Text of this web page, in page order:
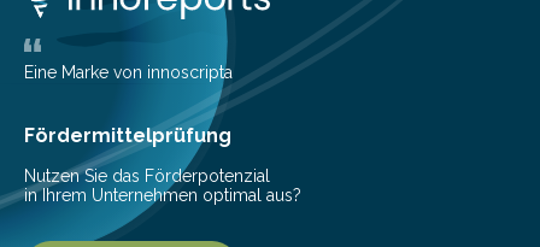
immense Energiebedarf hat Wissenschaftlerinnen und
Wissenschaftler dazu veranlasst, innovative Wege zur
Senkung des Energieverbrauchs zu erforschen. Neuer
Ansatz für Smartphones und Supercomputer
gleichermaßen geeignet…
Eine Marke von innoscripta
Fördermittelprüfung
Nutzen Sie das Förderpotenzial
in Ihrem Unternehmen optimal aus?